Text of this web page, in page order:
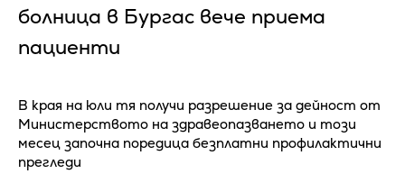
болница в Бургас вече приема
пациенти
В края на юли тя получи разрешение за дейност от
Министерството на здравеопазването и този
месец започна поредица безплатни профилактични
прегледи